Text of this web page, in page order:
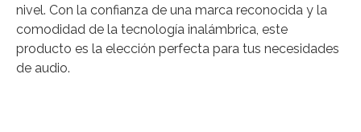
nivel. Con la confianza de una marca reconocida y la
comodidad de la tecnología inalámbrica, este
producto es la elección perfecta para tus necesidades
de audio.